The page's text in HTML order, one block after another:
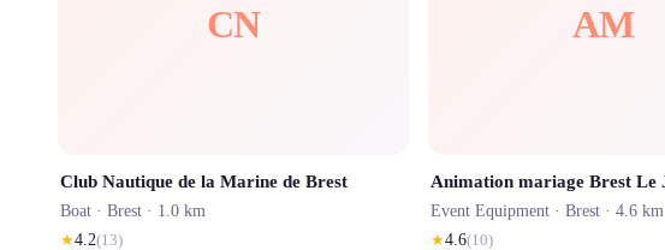
CN
Club Nautique de la Marine de Brest
Boat · Brest · 1.0 km
★4.2(13)
AM
Event Equipment · Brest · 4.6 km
★4.6(10)